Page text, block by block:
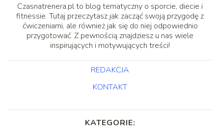
Czasnatrenera.pl to blog tematyczny o sporcie, diecie i
fitnessie. Tutaj przeczytasz jak zacząć swoją przygodę z
ćwiczeniami, ale również jak się do niej odpowiednio
przygotować. Z pewnością znajdziesz u nas wiele
inspirujących i motywujących treści!
REDAKCJA
KONTAKT
KATEGORIE: